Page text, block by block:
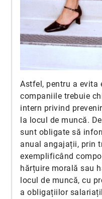
Astfel, pentru a evita
companiile trebuie
intern privind
la locul de muncă.
sunt obligate să
anual angajații, prin
exemplificând
hărțuire morală sau
locul de muncă, cu
a obligațiilor